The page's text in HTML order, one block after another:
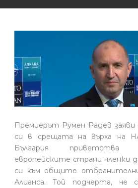
Премиерът Румен Радев
си в срещата на върха на
България
европейските страни членки
си към общите
Алианса. Той подчерта,